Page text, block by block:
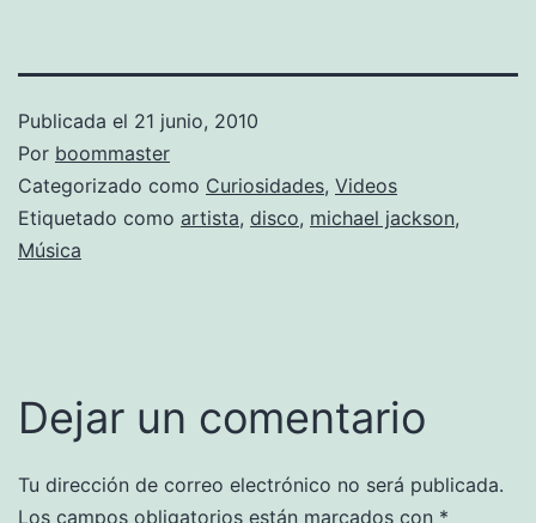
Publicada el 21 junio, 2010
Por boommaster
Categorizado como Curiosidades, Videos
Etiquetado como artista, disco, michael jackson,
Música
Dejar un comentario
Tu dirección de correo electrónico no será publicada.
Los campos obligatorios están marcados con *